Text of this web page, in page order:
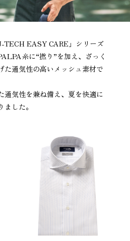
TECH EASY CARE」シリーズ
糸に“撚り”を加え、ざっく
た通気性の高いメッシュ素材で
通気性を兼ね備え、夏を快適に
した。